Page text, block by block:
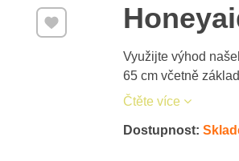
Využijte výhod
65 cm včetně
Čtěte více
Přidat k Oblíbeným
Dostupnost: